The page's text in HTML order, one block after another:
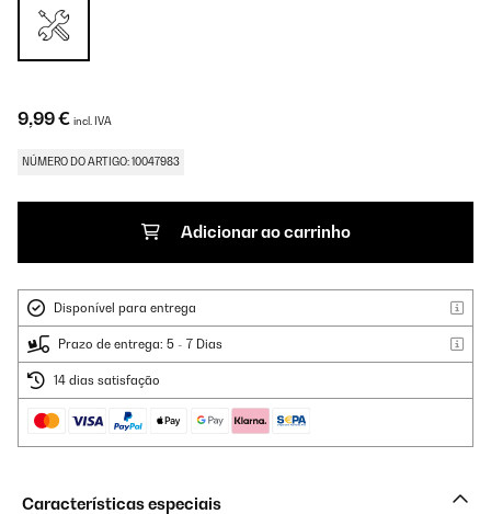
9,99 € incl. IVA
NÚMERO DO ARTIGO: 10047983
Adicionar ao carrinho
Disponível para entrega
Prazo de entrega: 5 - 7 Dias
14 dias satisfação
Características especiais